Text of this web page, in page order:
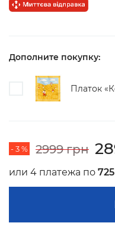
Дополните покупку:
Платок
- 3 % 2999 грн
или 4 платежа по